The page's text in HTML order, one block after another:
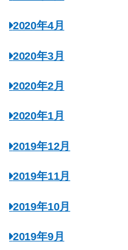
2020年4月
2020年3月
2020年2月
2020年1月
2019年12月
2019年11月
2019年10月
2019年9月